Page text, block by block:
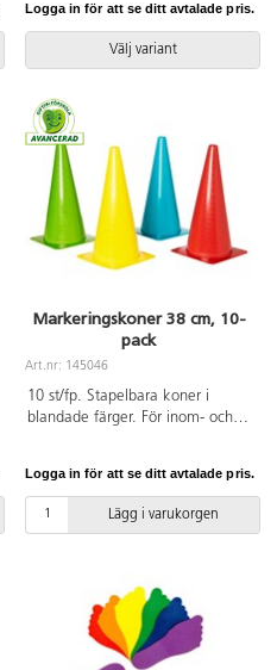
Logga in för att se ditt avtalade pris.
Välj variant
Markeringskoner 38 cm, 10-
pack
Art.nr: 145046
10 st/fp. Stapelbara koner i
blandade färger. För inom- och
Logga in för att se ditt avtalade pris.
Lägg i varukorgen